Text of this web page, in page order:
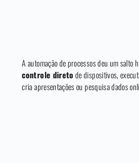
A automação de processos deu um
controle diretode dispositivos,
cria apresentações ou pesquisa dados